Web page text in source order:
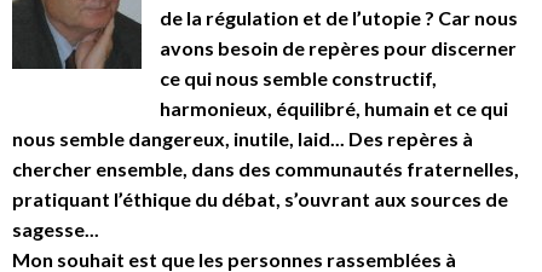
de la régulation et de l’utopie ? Car nous
avons besoin de repères pour discerner
ce qui nous semble constructif,
harmonieux, équilibré, humain et ce qui
nous semble dangereux, inutile, laid... Des repères à
chercher ensemble, dans des communautés fraternelles,
pratiquant l’éthique du débat, s’ouvrant aux sources de
sagesse...
Mon souhait est que les personnes rassemblées à